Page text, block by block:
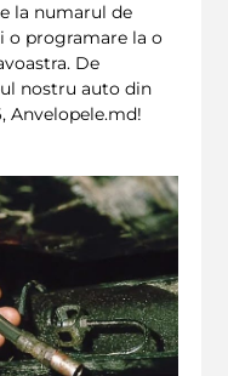
la numarul de
o programare la o
De
nostru auto din
Anvelopele.md!